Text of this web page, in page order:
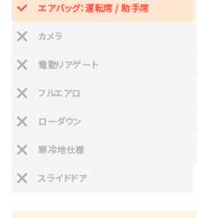
エアバッグ：運転席 / 助手席
カメラ
電動リアゲート
フルエアロ
ローダウン
寒冷地仕様
スライドドア